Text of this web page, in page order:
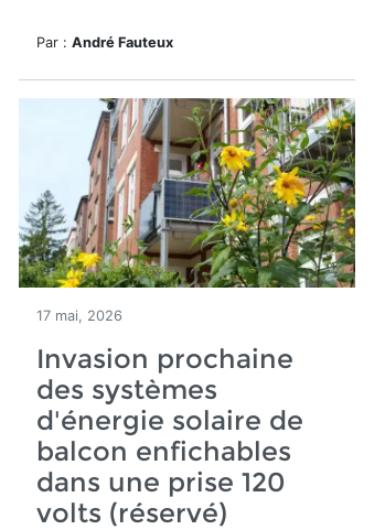
Par : André Fauteux
17 mai, 2026
Invasion prochaine
des systèmes
d'énergie solaire de
balcon enfichables
dans une prise 120
volts (réservé)